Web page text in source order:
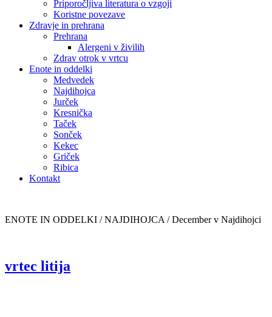
Priporočljiva literatura o vzgoji
Koristne povezave
Zdravje in prehrana
Prehrana
Alergeni v živilih
Zdrav otrok v vrtcu
Enote in oddelki
Medvedek
Najdihojca
Jurček
Kresnička
Taček
Sonček
Kekec
Griček
Ribica
Kontakt
ENOTE IN ODDELKI / NAJDIHOJCA /December v Najdihojci
vrtec litija